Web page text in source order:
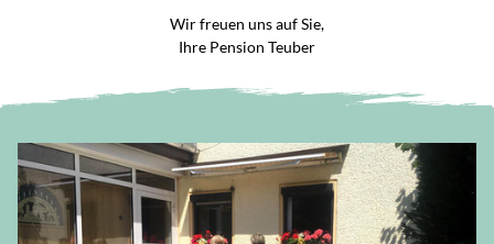
Wir freuen uns auf Sie,
Ihre Pension Teuber